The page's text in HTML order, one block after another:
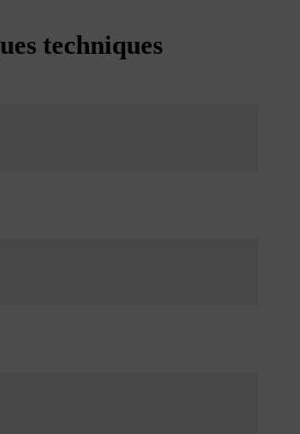
techniques